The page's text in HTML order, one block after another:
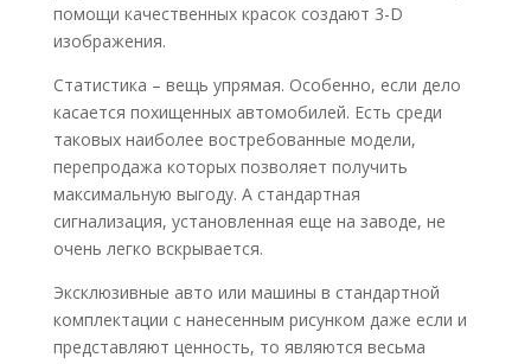
помощи качественных красок создают 3-D
изображения.
Статистика – вещь упрямая. Особенно, если дело
касается похищенных автомобилей. Есть среди
таковых наиболее востребованные модели,
перепродажа которых позволяет получить
максимальную выгоду. А стандартная
сигнализация, установленная еще на заводе, не
очень легко вскрывается.
Эксклюзивные авто или машины в стандартной
комплектации с нанесенным рисунком даже если и
представляют ценность, то являются весьма